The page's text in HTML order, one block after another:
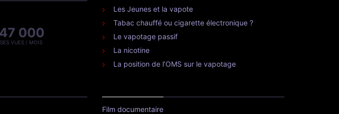
000
VUES / MOIS
Les Jeunes et la vapote
Tabac chauffé ou cigarette électronique ?
Le vapotage passif
La nicotine
La position de l’OMS sur le vapotage
Film documentaire